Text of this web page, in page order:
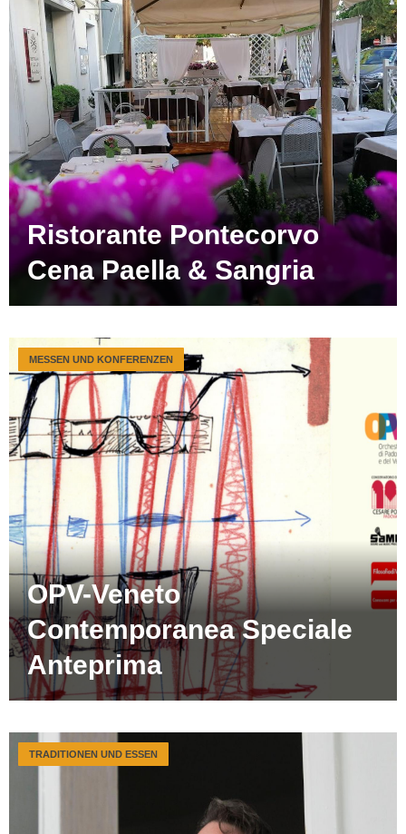
Ristorante Pontecorvo
Cena Paella & Sangria
OPV-Veneto
Contemporanea Speciale
Anteprima
MESSEN UND KONFERENZEN
TRADITIONEN UND ESSEN